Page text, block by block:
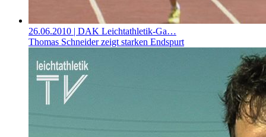
26.06.2010 | DAK Leichtathletik-Ga…
Thomas Schneider zeigt starken Endspurt